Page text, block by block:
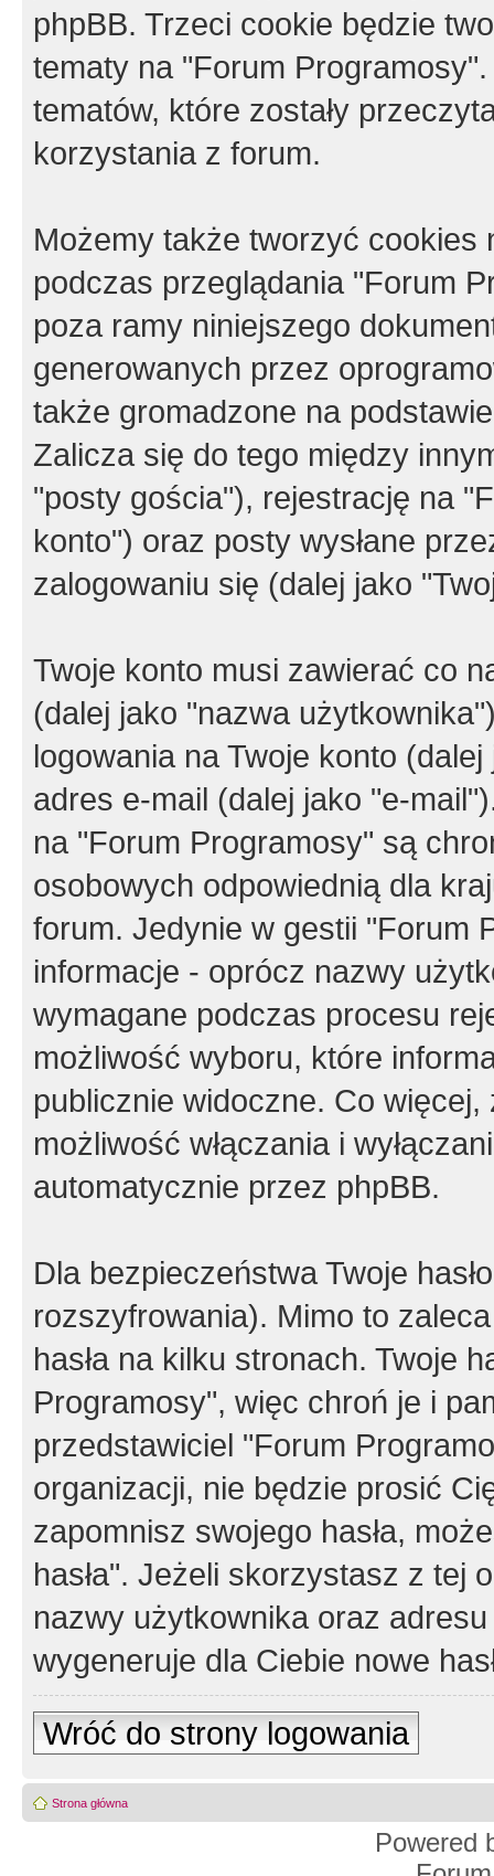
phpBB. Trzeci cookie będzie
tematy na "Forum
tematów, które zostały
korzystania z forum.
Możemy także tworzyć cookies
podczas przeglądania "Forum
poza ramy niniejszego
generowanych przez
także gromadzone na
Zalicza się do tego między
"posty gościa"), rejestrację na
konto") oraz posty wysłane
zalogowaniu się (dalej jako
Twoje konto musi zawierać co
(dalej jako "nazwa
logowania na Twoje konto
adres e-mail (dalej jako "e-
na "Forum Programosy" są
osobowych odpowiednią dla
forum. Jedynie w gestii "Forum
informacje - oprócz nazwy
wymagane podczas procesu
możliwość wyboru, które
publicznie widoczne. Co
możliwość włączania i
automatycznie przez phpBB.
Dla bezpieczeństwa Twoje
rozszyfrowania). Mimo to
hasła na kilku stronach. Twoje
Programosy", więc chroń je i
przedstawiciel "Forum
organizacji, nie będzie prosić
zapomnisz swojego hasła,
hasła". Jeżeli skorzystasz z tej
nazwy użytkownika oraz
wygeneruje dla Ciebie nowe
Wróć do strony logowania
Strona główna
Powered